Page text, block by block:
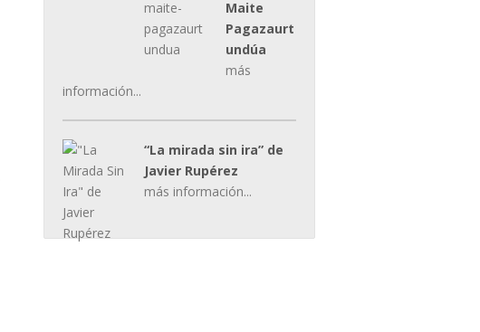
Maite
Pagazaurt
undúa
más
información...
“La mirada sin ira” de
Javier Rupérez
más información...